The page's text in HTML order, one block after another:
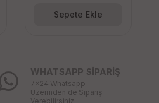
Sepete Ekle
WHATSAPP SİPARİŞ
7x24 Whatsapp
Üzerinden de Sipariş
Verebilirsiniz.